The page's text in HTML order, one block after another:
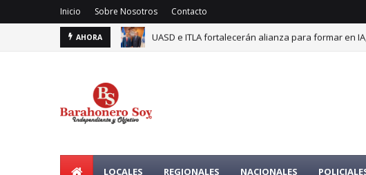
Inicio Sobre Nosotros Contacto
AHORA
UASD e ITLA fortalecerán alianza para formar en
Tribunal Constitucional anula decreto que
LOCALES REGIONALES NACIONALES